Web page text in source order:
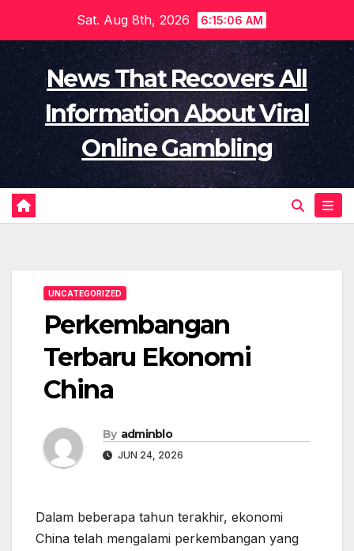
content
Sat. Aug 8th, 2026 6:15:07 AM
News That Recovers All
Information About Viral
Online Gambling
UNCATEGORIZED
Perkembangan
Terbaru Ekonomi
China
By adminblo
JUN 24, 2026
Dalam beberapa tahun terakhir, ekonomi
China telah mengalami perkembangan yang